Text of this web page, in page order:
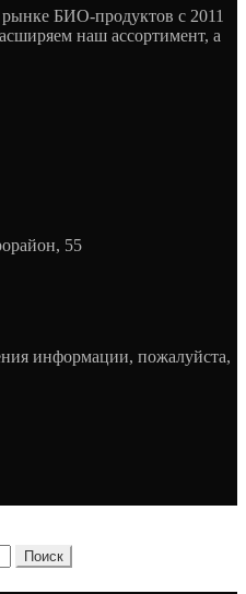
БИО-продуктов с 2011
наш ассортимент, а
55
информации, пожалуйста,
Поиск